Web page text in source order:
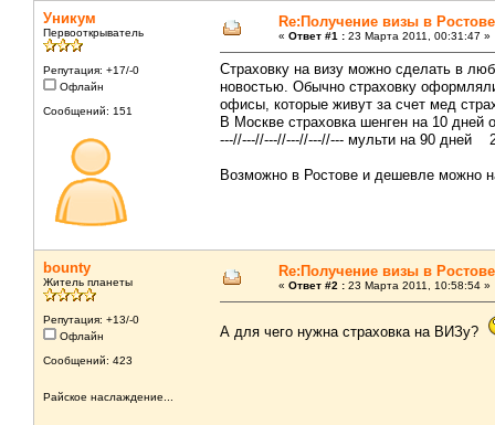
Уникум
Первооткрыватель
Репутация: +17/-0
Офлайн
Сообщений: 151
Re:Получение визы в
« Ответ #1 : 23 Марта 2011, 00:31:47 »
Страховку на визу можно сделать в
новостью. Обычно страховку
офисы, которые живут за счет мед
В Москве страховка шенген на 10
---//---//---//---//---//--- мульти на 90 дней
Возможно в Ростове и дешевле можно
bounty
Житель планеты
Репутация: +13/-0
Офлайн
Сообщений: 423
Райское наслаждение...
Re:Получение визы в
« Ответ #2 : 23 Марта 2011, 10:58:54 »
А для чего нужна страховка на ВИЗу?